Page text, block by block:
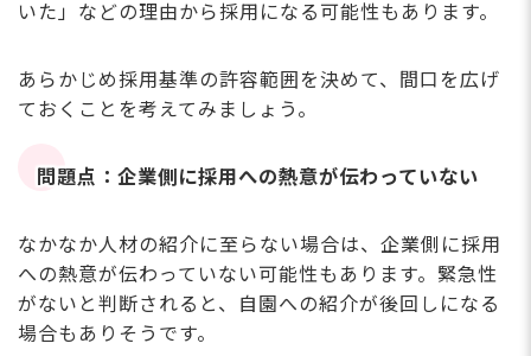
いた」などの理由から採用になる可能性もあります。
あらかじめ採用基準の許容範囲を決めて、間口を広げ
ておくことを考えてみましょう。
問題点：企業側に採用への熱意が伝わっていない
なかなか人材の紹介に至らない場合は、企業側に採用
への熱意が伝わっていない可能性もあります。緊急性
がないと判断されると、自園への紹介が後回しになる
場合もありそうです。